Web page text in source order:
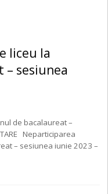
liceu la
– sesiunea
de bacalaureat –
Neparticiparea
– sesiunea iunie 2023 –